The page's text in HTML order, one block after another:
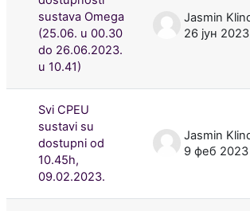
sustava Omega
(25.06. u 00.30
do 26.06.2023.
u 10.41)
26 јун 2023
Svi CPEU
sustavi su
dostupni od
10.45h,
09.02.2023.
9 феб 2023